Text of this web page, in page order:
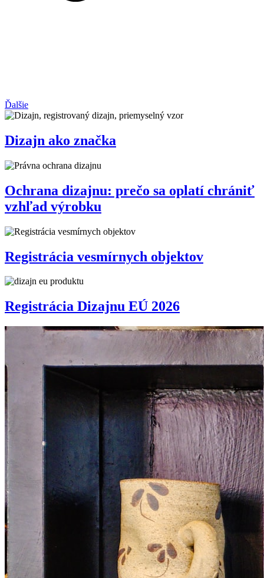
Ďalšie
Dizajn ako značka
Ochrana dizajnu: prečo sa oplatí chrániť
vzhľad výrobku
Registrácia vesmírnych objektov
Registrácia Dizajnu EÚ 2026